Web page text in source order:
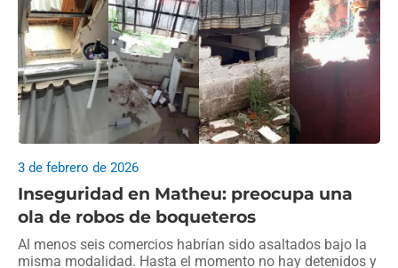
Inseguridad en Matheu: preocupa una
ola de robos de boqueteros
3 de febrero de 2026
Al menos seis comercios habrían sido asaltados bajo la
misma modalidad. Hasta el momento no hay detenidos y